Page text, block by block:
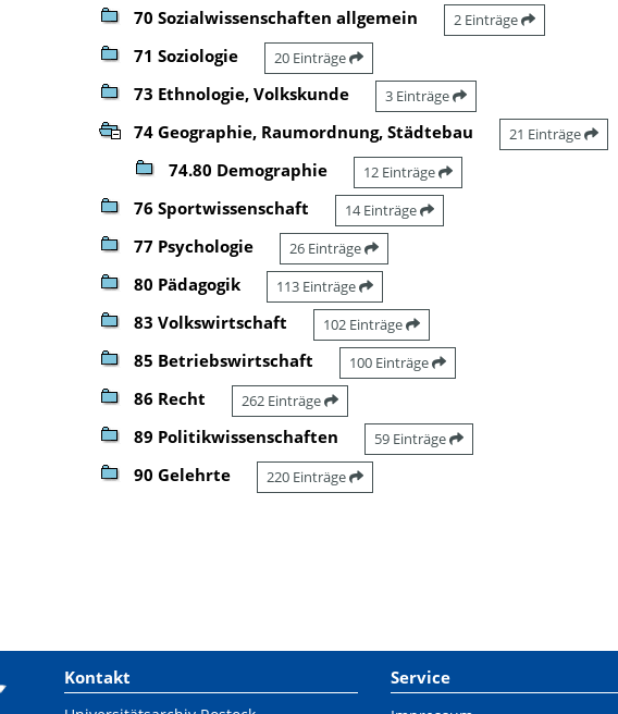
70 Sozialwissenschaften allgemein 2 Einträge
71 Soziologie 20 Einträge
73 Ethnologie, Volkskunde 3 Einträge
74 Geographie, Raumordnung, Städtebau 21 Einträge
74.80 Demographie 12 Einträge
76 Sportwissenschaft 14 Einträge
77 Psychologie 26 Einträge
80 Pädagogik 113 Einträge
83 Volkswirtschaft 102 Einträge
85 Betriebswirtschaft 100 Einträge
86 Recht 262 Einträge
89 Politikwissenschaften 59 Einträge
90 Gelehrte 220 Einträge
Kontakt Service